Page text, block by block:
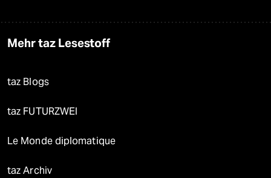
Mehr taz Lesestoff
taz Blogs
taz FUTURZWEI
Le Monde diplomatique
taz Archiv